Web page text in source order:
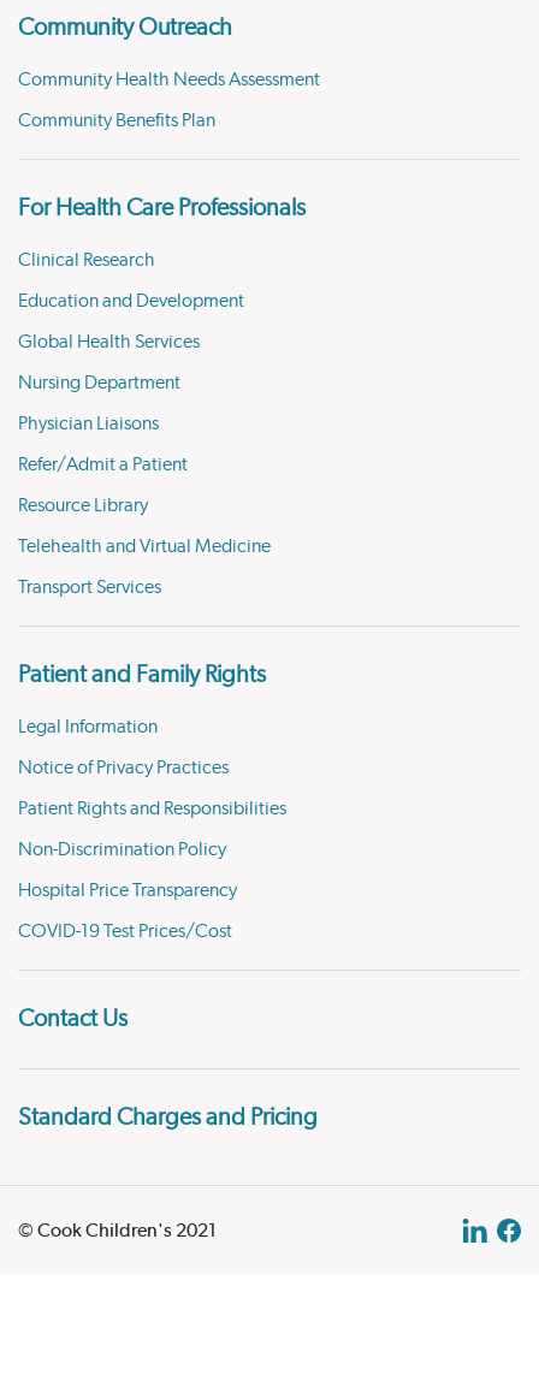
Community Outreach
Community Health Needs Assessment
Community Benefits Plan
For Health Care Professionals
Clinical Research
Education and Development
Global Health Services
Nursing Department
Physician Liaisons
Refer/Admit a Patient
Resource Library
Telehealth and Virtual Medicine
Transport Services
Patient and Family Rights
Legal Information
Notice of Privacy Practices
Patient Rights and Responsibilities
Non-Discrimination Policy
Hospital Price Transparency
COVID-19 Test Prices/Cost
Contact Us
Standard Charges and Pricing
© Cook Children's 2021